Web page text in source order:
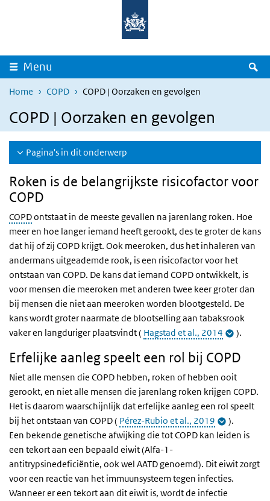
Overslaan en naar de inhoud gaan
Menu
Home COPD COPD | Oorzaken en gevolgen
COPD | Oorzaken en gevolgen
Pagina's in dit onderwerp
Roken is de belangrijkste risicofactor voor
COPD
COPDontstaat in de meeste gevallen na jarenlang roken. Hoe
meer en hoe langer iemand heeft gerookt, des te groter de kans
dat hij of zij COPD krijgt. Ook meeroken, dus het inhaleren van
andermans uitgeademde rook, is een risicofactor voor het
ontstaan van COPD. De kans dat iemand COPD ontwikkelt, is
voor mensen die meeroken met anderen twee keer groter dan
bij mensen die niet aan meeroken worden blootgesteld. De
kans wordt groter naarmate de blootselling aan tabaksrook
vaker en langduriger plaatsvindt ( Hagstad et al., 2014 ).
Erfelijke aanleg speelt een rol bij COPD
Niet alle mensen die COPD hebben, roken of hebben ooit
gerookt, en niet alle mensen die jarenlang roken krijgen COPD.
Het is daarom waarschijnlijk dat erfelijke aanleg een rol speelt
bij het ontstaan van COPD ( Pérez-Rubio et al., 2019
).
Een bekende genetische afwijking die tot COPD kan leiden is
een tekort aan een bepaald eiwit (Alfa-1-
antitrypsinedeficiëntie, ook wel AATD genoemd). Dit eiwit zorgt
voor een reactie van het immuunsysteem tegen infecties.
Wanneer er een tekort aan dit eiwit is, wordt de infectie